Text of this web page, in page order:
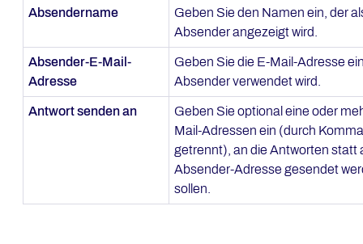
Absendername
Geben Sie den Namen ein, der
Absender angezeigt wird.
Absender-E-Mail-
Adresse
Geben Sie die E-Mail-Adresse
Absender verwendet wird.
Antwort senden an
Geben Sie optional eine oder
Mail-Adressen ein (durch
getrennt), an die Antworten statt
Absender-Adresse gesendet
sollen.